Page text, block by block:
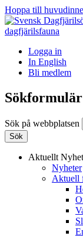
Hoppa till
Logga in
In English
Bli medlem
Sökformulär
Sök på webbplatsen
Aktuellt
Nyheter
Aktuell